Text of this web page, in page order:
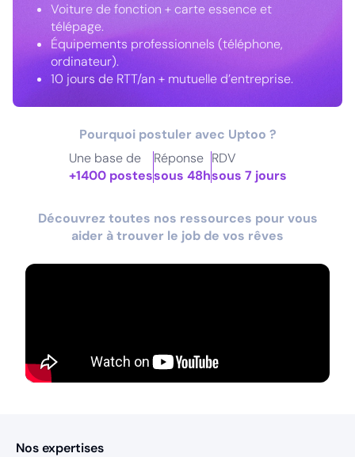
Voiture de fonction + carte essence et
télépage.
Équipements professionnels (téléphone,
ordinateur).
10 jours de RTT/an + mutuelle d’entreprise.
Pourquoi postuler avec Uptoo ?
Une base de
+1400 postes
Réponse
sous 48h
RDV
sous 7 jours
Découvrez toutes nos ressources pour vous
aider à trouver le job de vos rêves
Nos expertises